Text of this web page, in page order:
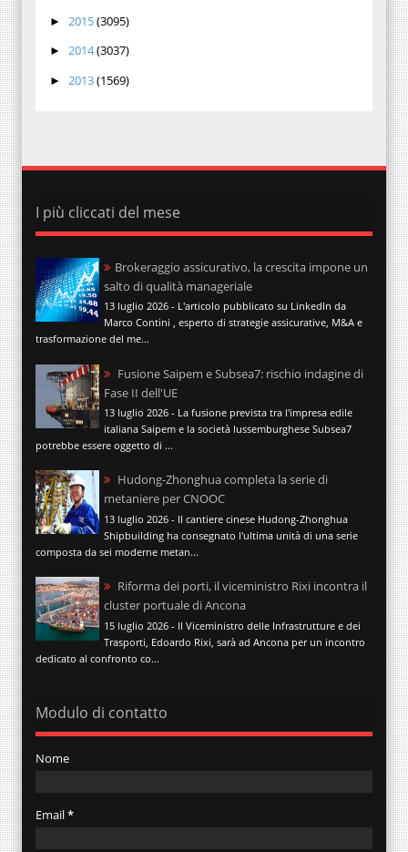
► 2015(3095)
► 2014(3037)
► 2013(1569)
I più cliccati del mese
Brokeraggio assicurativo, la crescita impone un
salto di qualità manageriale
13 luglio 2026 - L'articolo pubblicato su LinkedIn da
Marco Contini , esperto di strategie assicurative, M&A e
trasformazione del me...
Fusione Saipem e Subsea7: rischio indagine di
Fase II dell'UE
13 luglio 2026 - La fusione prevista tra l'impresa edile
italiana Saipem e la società lussemburghese Subsea7
potrebbe essere oggetto di ...
Hudong-Zhonghua completa la serie di
metaniere per CNOOC
13 luglio 2026 - Il cantiere cinese Hudong-Zhonghua
Shipbuilding ha consegnato l'ultima unità di una serie
composta da sei moderne metan...
Riforma dei porti, il viceministro Rixi incontra il
cluster portuale di Ancona
15 luglio 2026 - Il Viceministro delle Infrastrutture e dei
Trasporti, Edoardo Rixi, sarà ad Ancona per un incontro
dedicato al confronto co...
Modulo di contatto
Nome
Email*